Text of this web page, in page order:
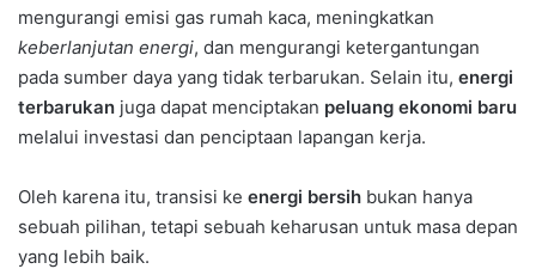
mengurangi emisi gas rumah kaca, meningkatkan
keberlanjutan energi, dan mengurangi ketergantungan
pada sumber daya yang tidak terbarukan. Selain itu, energi
terbarukan juga dapat menciptakan peluang ekonomi baru
melalui investasi dan penciptaan lapangan kerja.
Oleh karena itu, transisi ke energi bersih bukan hanya
sebuah pilihan, tetapi sebuah keharusan untuk masa depan
yang lebih baik.